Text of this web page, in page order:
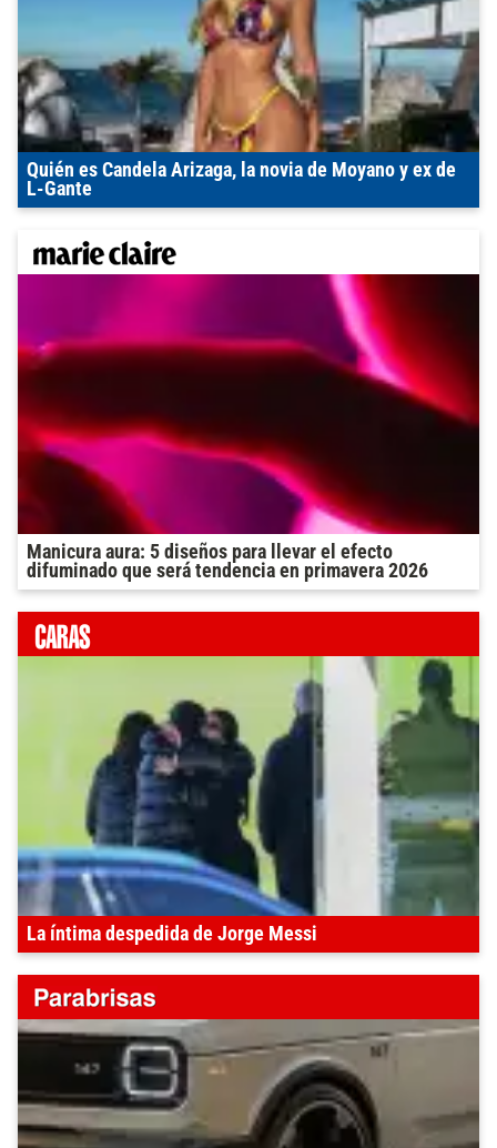
Quién es Candela Arizaga, la novia de Moyano y ex de
L-Gante
Manicura aura: 5 diseños para llevar el efecto
difuminado que será tendencia en primavera 2026
La íntima despedida de Jorge Messi